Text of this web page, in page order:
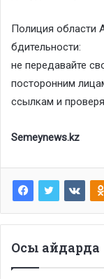
Полиция области
бдительности:
не передавайте
посторонним
ссылкам и
Semeynews.kz
Осы айдарда